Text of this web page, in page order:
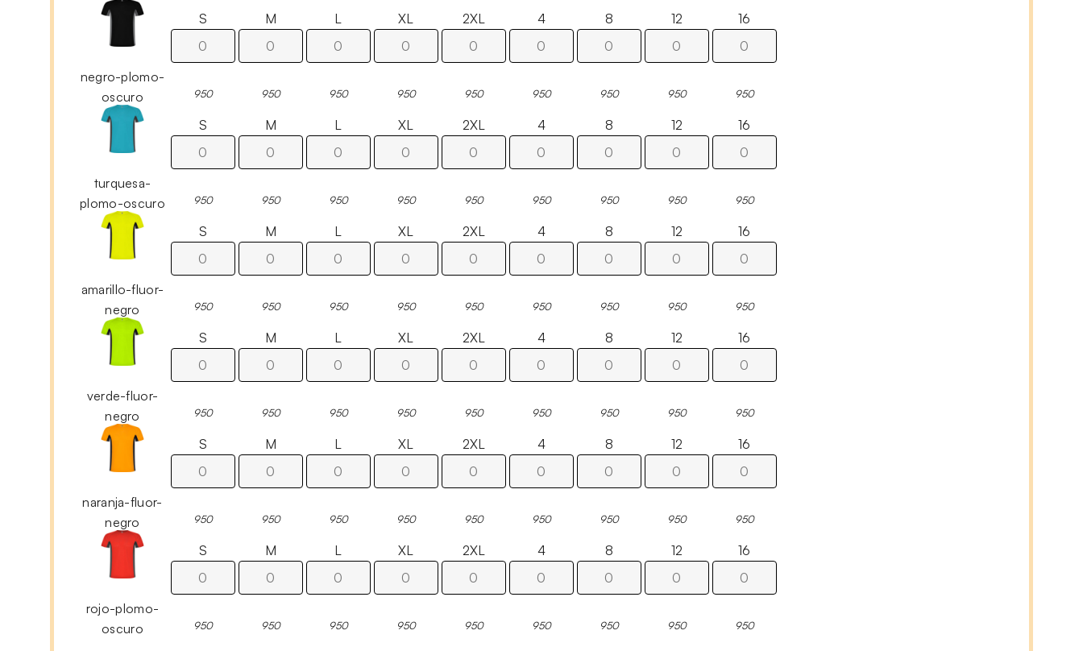
negro-plomo-
oscuro
S
950
M
950
L
950
XL
950
2XL
950
4
950
8
950
12
950
16
950
turquesa-
plomo-oscuro
S
950
M
950
L
950
XL
950
2XL
950
4
950
8
950
12
950
16
950
amarillo-fluor-
negro
S
950
M
950
L
950
XL
950
2XL
950
4
950
8
950
12
950
16
950
verde-fluor-
negro
S
950
M
950
L
950
XL
950
2XL
950
4
950
8
950
12
950
16
950
naranja-fluor-
negro
S
950
M
950
L
950
XL
950
2XL
950
4
950
8
950
12
950
16
950
rojo-plomo-
oscuro
S
950
M
950
L
950
XL
950
2XL
950
4
950
8
950
12
950
16
950